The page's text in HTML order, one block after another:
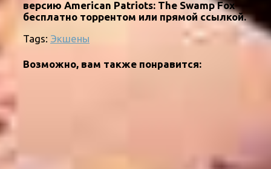
версию American Patriots: The Swamp Fox
бесплатно торрентом или прямой ссылкой.
Tags: Экшены
Возможно, вам также понравится: